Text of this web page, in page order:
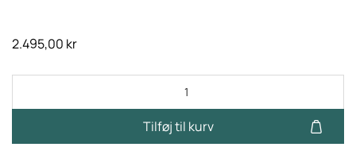
2.495,00 kr
Tilføj til kurv